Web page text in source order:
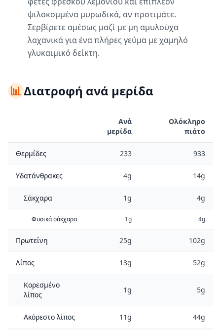
ψιλοκομμένα μυρωδικά, αν προτιμάτε.
Σερβίρετε αμέσως μαζί με μη αμυλούχα
λαχανικά για ένα πλήρες γεύμα με χαμηλό
γλυκαιμικό δείκτη.
📊Διατροφή ανά μερίδα
Ανά
μερίδα
Ολόκληρο
πιάτο
Θερμίδες 233 933
Υδατάνθρακες 4g 14g
Σάκχαρα 1g 4g
Φυσικά σάκχαρα 1g 4g
Πρωτεΐνη 25g 102g
Λίπος 13g 52g
Κορεσμένο
λίπος
1g 5g
Ακόρεστο λίπος 11g 44g